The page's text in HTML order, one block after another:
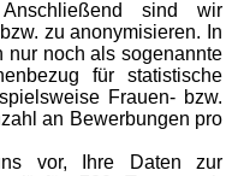
sind wir
zu anonymisieren. In
nur noch als sogenannte
für statistische
Frauen- bzw.
an Bewerbungen pro
vor, Ihre Daten zur